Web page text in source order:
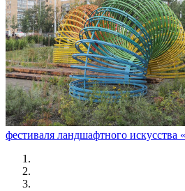
фестиваля ландшафтного искусства